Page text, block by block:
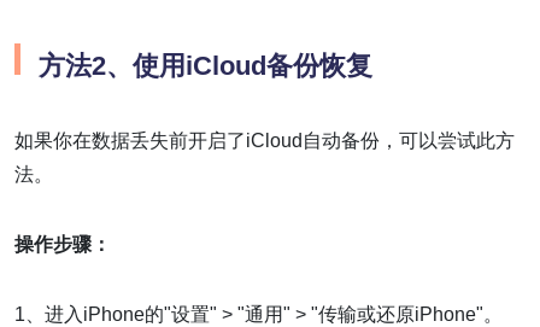
方法2、使用iCloud备份恢复
如果你在数据丢失前开启了iCloud自动备份，可以尝试此方
法。
操作步骤：
1、进入iPhone的"设置" > "通用" > "传输或还原iPhone"。